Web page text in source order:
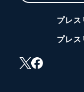
プレス
プレス